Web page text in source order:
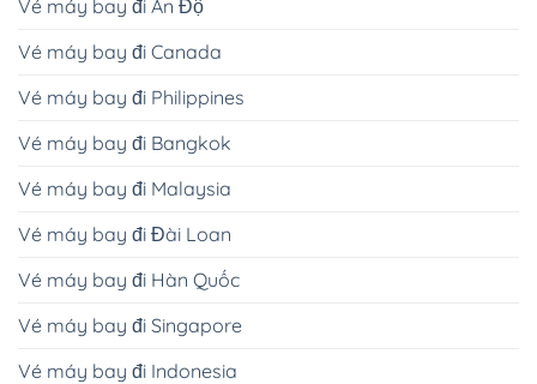
Vé máy bay đi Ấn Độ
Vé máy bay đi Canada
Vé máy bay đi Philippines
Vé máy bay đi Bangkok
Vé máy bay đi Malaysia
Vé máy bay đi Đài Loan
Vé máy bay đi Hàn Quốc
Vé máy bay đi Singapore
Vé máy bay đi Indonesia